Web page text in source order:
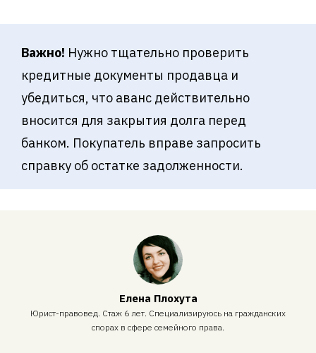
Важно! Нужно тщательно проверить
кредитные документы продавца и
убедиться, что аванс действительно
вносится для закрытия долга перед
банком. Покупатель вправе запросить
справку об остатке задолженности.
Елена Плохута
Юрист-правовед. Стаж 6 лет. Специализируюсь на гражданских
спорах в сфере семейного права.